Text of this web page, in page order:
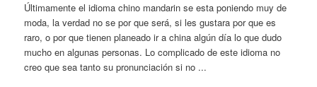
Últimamente el idioma chino mandarin se esta poniendo muy de
moda, la verdad no se por que será, si les gustara por que es
raro, o por que tienen planeado ir a china algún día lo que dudo
mucho en algunas personas. Lo complicado de este idioma no
creo que sea tanto su pronunciación si no ...